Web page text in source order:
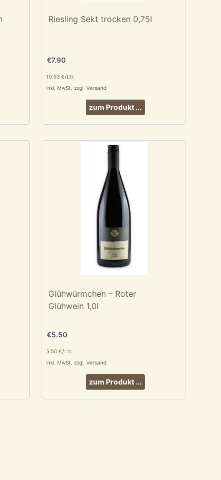
10.53 €/Ltr.
inkl. MwSt. zzgl. Versand
Riesling Sekt trocken 0,75l
€7.90
zum Produkt ...
5.50 €/Ltr.
inkl. MwSt. zzgl. Versand
Glühwürmchen – Roter
Glühwein 1,0l
€5.50
zum Produkt ...